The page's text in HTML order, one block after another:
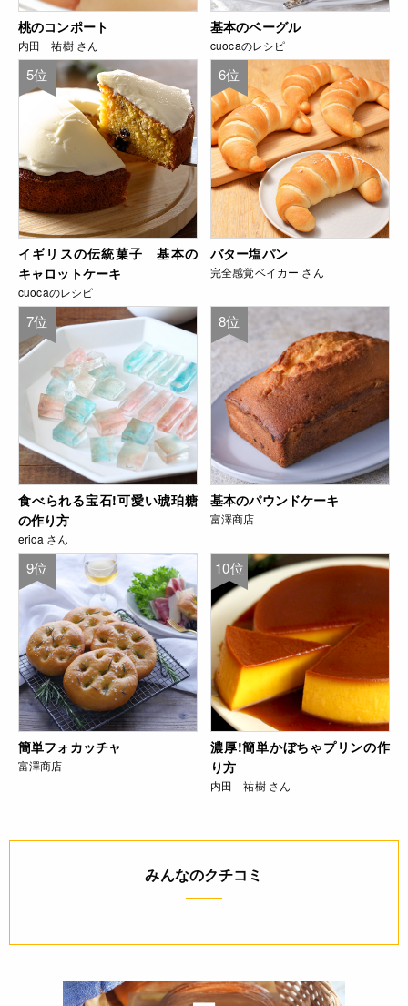
桃のコンポート
内田 祐樹 さん
基本のベーグル
cuocaのレシピ
5位
イギリスの伝統菓子 基本の
キャロットケーキ
cuocaのレシピ
6位
バター塩パン
完全感覚ベイカー さん
7位
食べられる宝石!可愛い琥珀糖
の作り方
erica さん
8位
基本のパウンドケーキ
富澤商店
9位
簡単フォカッチャ
富澤商店
10位
濃厚!簡単かぼちゃプリンの作
り方
内田 祐樹 さん
みんなのクチコミ